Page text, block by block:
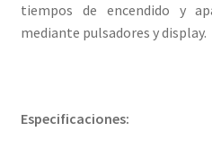
tiempos de encendido y
mediante pulsadores y display.
Especificaciones: